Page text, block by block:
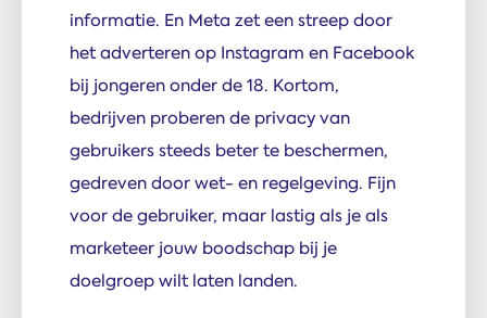
informatie. En Meta zet een streep door
het adverteren op Instagram en Facebook
bij jongeren onder de 18. Kortom,
bedrijven proberen de privacy van
gebruikers steeds beter te beschermen,
gedreven door wet- en regelgeving. Fijn
voor de gebruiker, maar lastig als je als
marketeer jouw boodschap bij je
doelgroep wilt laten landen.